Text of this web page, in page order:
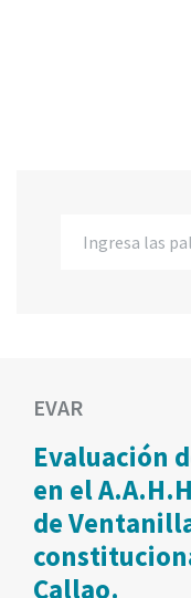
EVAR
Evaluación
en el
de
Callao.